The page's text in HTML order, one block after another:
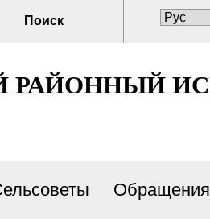
Поиск
РАЙОННЫЙ
Обращения